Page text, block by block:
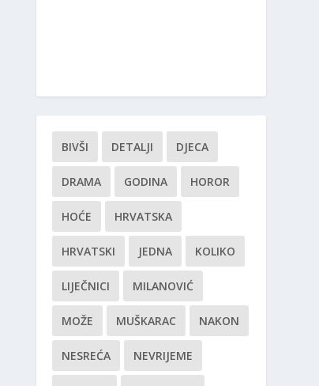
BIVŠI DETALJI DJECA
DRAMA GODINA HOROR
HOĆE HRVATSKA
HRVATSKI JEDNA KOLIKO
LIJEČNICI MILANOVIĆ
MOŽE MUŠKARAC NAKON
NESREĆA NEVRIJEME